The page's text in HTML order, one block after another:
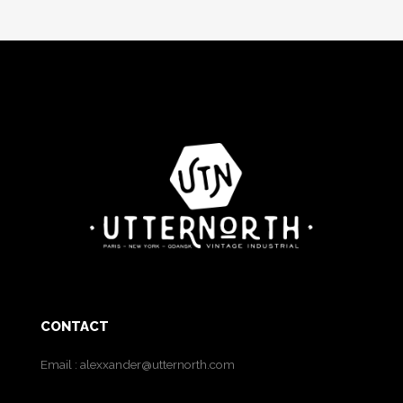
CONTACT
Email : alexxander@utternorth.com